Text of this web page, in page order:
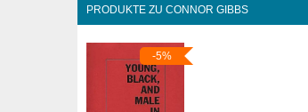
PRODUKTE ZU CONNOR GIBBS
-5%